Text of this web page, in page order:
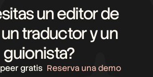
un editor de
traductor y un
guionista?
gratis Reserva una demo